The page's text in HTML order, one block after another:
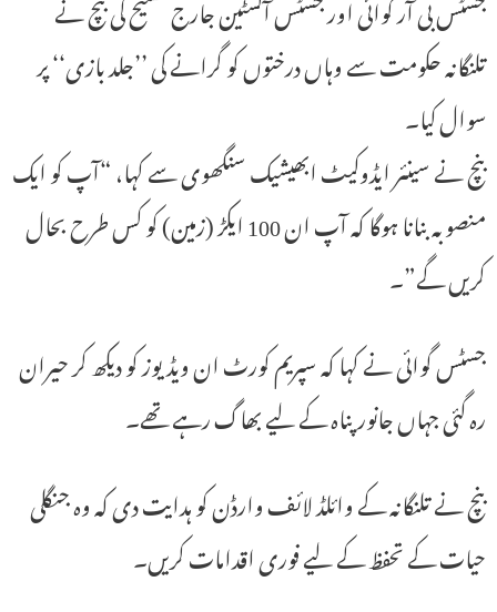
تلنگانہ حکومت سے وہاں درختوں کو گرانے کی ’’جلد بازی‘‘ پر
سوال کیا۔
بنچ نے سینئر ایڈوکیٹ ابھیشیک سنگھوی سے کہا، “آپ کو ایک
منصوبہ بنانا ہوگا کہ آپ ان 100 ایکڑ (زمین) کو کس طرح بحال
کریں گے”۔
جسٹس گوائی نے کہا کہ سپریم کورٹ ان ویڈیوز کو دیکھ کر حیران
رہ گئی جہاں جانور پناہ کے لیے بھاگ رہے تھے۔
بنچ نے تلنگانہ کے وائلڈ لائف وارڈن کو ہدایت دی کہ وہ جنگلی
حیات کے تحفظ کے لیے فوری اقدامات کریں۔